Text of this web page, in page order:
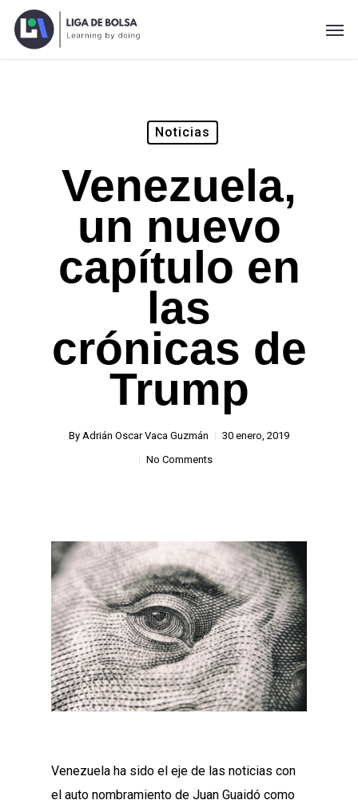
Skip
Noticias
Venezuela,
un nuevo
capítulo en
las
crónicas de
Trump
By Adrián Oscar Vaca Guzmán
30 enero, 2019
No Comments
Venezuela ha sido el eje de las noticias con
el auto nombramiento de Juan Guaidó como